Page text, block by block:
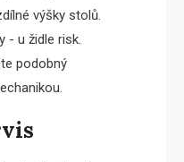
výšky stolů.
- u židle risk.
podobný